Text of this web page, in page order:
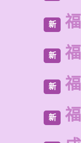
新
新
新
新